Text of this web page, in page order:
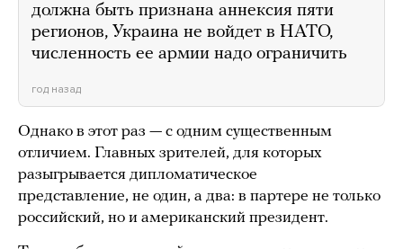
должна быть признана аннексия пяти
регионов, Украина не войдет в НАТО,
численность ее армии надо ограничить
год назад
Однако в этот раз — с одним существенным
отличием. Главных зрителей, для которых
разыгрывается дипломатическое
представление, не один, а два: в партере не только
российский, но и американский президент.